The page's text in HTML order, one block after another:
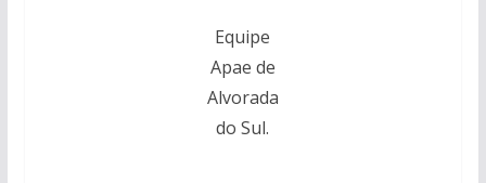
Equipe
Apae de
Alvorada
do Sul.